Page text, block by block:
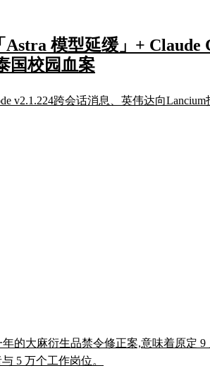
模型延缓」+
国校园血案
v2.1.224跨会话消息、英伟达向
的大麻衍生品禁令修正案,意味着原定
5 万个工作岗位。